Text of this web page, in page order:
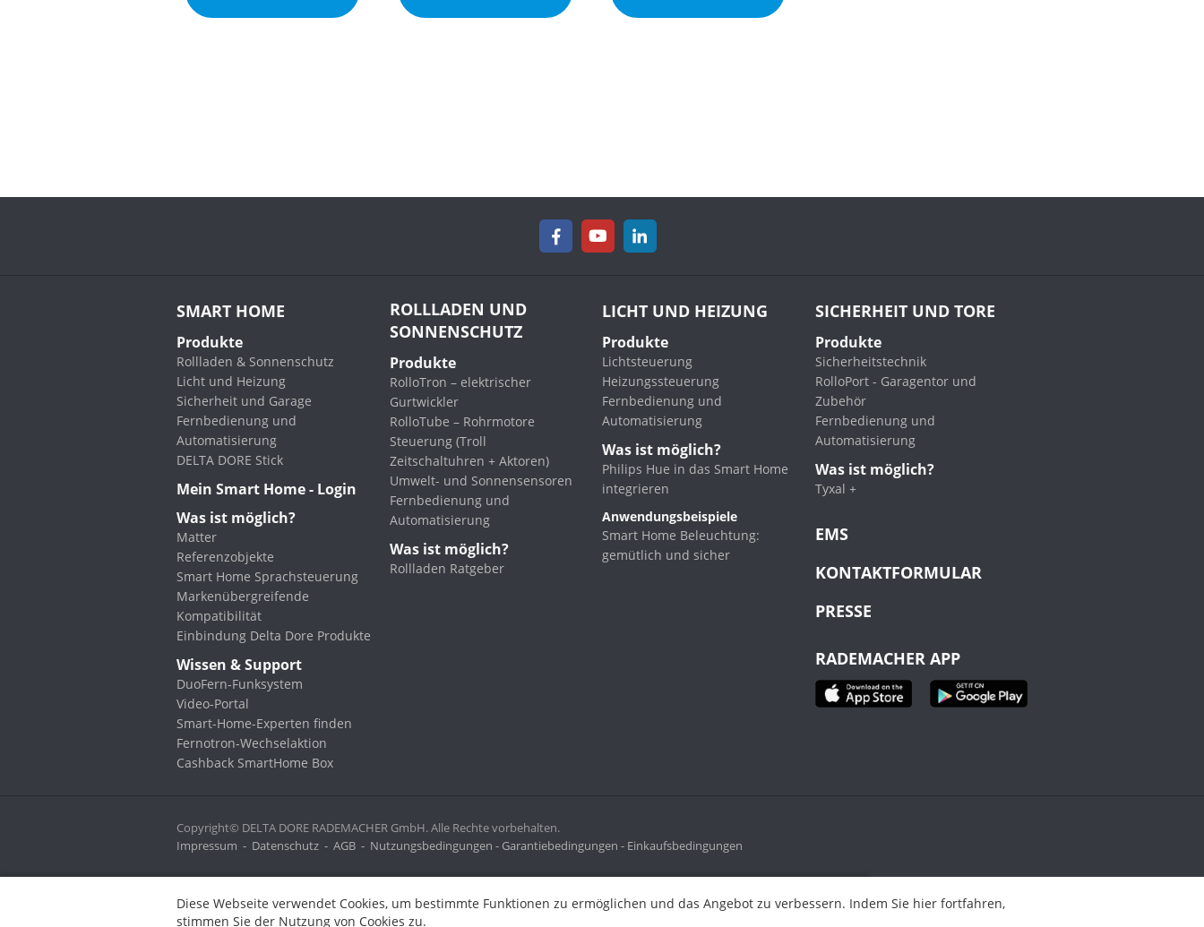
SMART HOME
Produkte
Rollladen & Sonnenschutz
Licht und Heizung
Sicherheit und Garage
Fernbedienung und
Automatisierung
DELTA DORE Stick
Mein Smart Home - Login
Was ist möglich?
Matter
Referenzobjekte
Smart Home Sprachsteuerung
Markenübergreifende
Kompatibilität
Einbindung Delta Dore Produkte
Wissen & Support
DuoFern-Funksystem
Video-Portal
Smart-Home-Experten finden
Fernotron-Wechselaktion
Cashback SmartHome Box
ROLLLADEN UND
SONNENSCHUTZ
Produkte
RolloTron – elektrischer
Gurtwickler
RolloTube – Rohrmotore
Steuerung (Troll
Zeitschaltuhren + Aktoren)
Umwelt- und Sonnensensoren
Fernbedienung und
Automatisierung
Was ist möglich?
Rollladen Ratgeber
LICHT UND HEIZUNG
Produkte
Lichtsteuerung
Heizungssteuerung
Fernbedienung und
Automatisierung
Was ist möglich?
Philips Hue in das Smart Home
integrieren
Anwendungsbeispiele
Smart Home Beleuchtung:
gemütlich und sicher
SICHERHEIT UND TORE
Produkte
Sicherheitstechnik
RolloPort - Garagentor und
Zubehör
Fernbedienung und
Automatisierung
Was ist möglich?
Tyxal +
EMS
KONTAKTFORMULAR
PRESSE
RADEMACHER APP
Copyright© DELTA DORE RADEMACHER GmbH. Alle Rechte vorbehalten.
Impressum - Datenschutz - AGB - Nutzungsbedingungen - Garantiebedingungen - Einkaufsbedingungen
Diese Webseite verwendet Cookies, um bestimmte Funktionen zu ermöglichen und das Angebot zu verbessern. Indem Sie hier fortfahren,
stimmen Sie der Nutzung von Cookies zu.
Diese Webseite verwendet Cookies, um bestimmte Funktionen zu ermöglichen und das Angebot zu verbessern. Indem Sie hier fortfahren,
stimmen Sie der Nutzung von Cookies zu.